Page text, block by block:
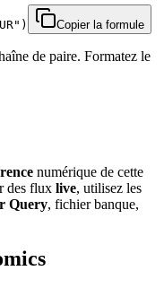
Copier la formule
de paire. Formatez le
numérique de cette
des flux live, utilisez les
Query, fichier banque,